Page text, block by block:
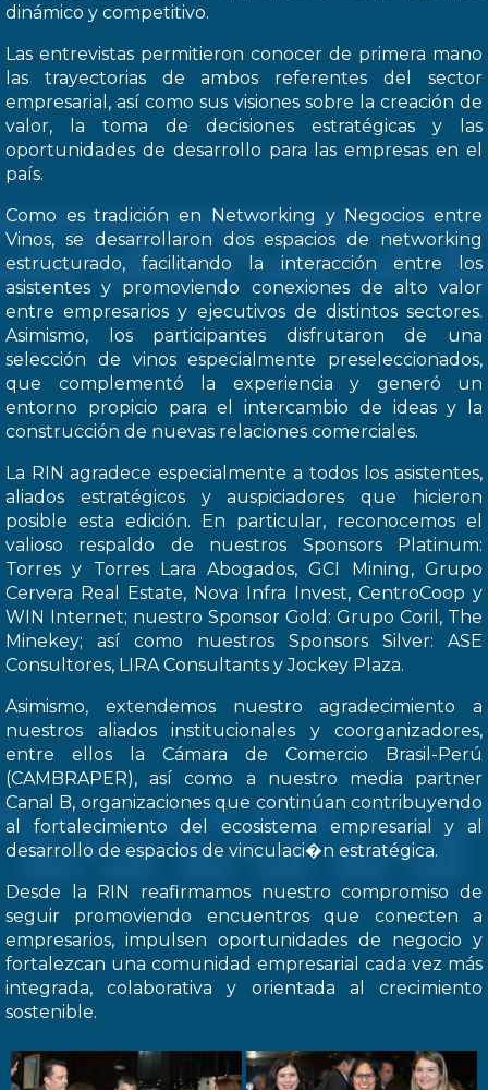
dinámico y competitivo.
Las entrevistas permitieron conocer de primera mano
las trayectorias de ambos referentes del sector
empresarial, así como sus visiones sobre la creación de
valor, la toma de decisiones estratégicas y las
oportunidades de desarrollo para las empresas en el
país.
Como es tradición en Networking y Negocios entre
Vinos, se desarrollaron dos espacios de networking
estructurado, facilitando la interacción entre los
asistentes y promoviendo conexiones de alto valor
entre empresarios y ejecutivos de distintos sectores.
Asimismo, los participantes disfrutaron de una
selección de vinos especialmente preseleccionados,
que complementó la experiencia y generó un
entorno propicio para el intercambio de ideas y la
construcción de nuevas relaciones comerciales.
La RIN agradece especialmente a todos los asistentes,
aliados estratégicos y auspiciadores que hicieron
posible esta edición. En particular, reconocemos el
valioso respaldo de nuestros Sponsors Platinum:
Torres y Torres Lara Abogados, GCI Mining, Grupo
Cervera Real Estate, Nova Infra Invest, CentroCoop y
WIN Internet; nuestro Sponsor Gold: Grupo Coril, The
Minekey; así como nuestros Sponsors Silver: ASE
Consultores, LIRA Consultants y Jockey Plaza.
Asimismo, extendemos nuestro agradecimiento a
nuestros aliados institucionales y coorganizadores,
entre ellos la Cámara de Comercio Brasil-Perú
(CAMBRAPER), así como a nuestro media partner
Canal B, organizaciones que continúan contribuyendo
al fortalecimiento del ecosistema empresarial y al
desarrollo de espacios de vinculaci�n estratégica.
Desde la RIN reafirmamos nuestro compromiso de
seguir promoviendo encuentros que conecten a
empresarios, impulsen oportunidades de negocio y
fortalezcan una comunidad empresarial cada vez más
integrada, colaborativa y orientada al crecimiento
sostenible.